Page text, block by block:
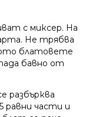
с миксер. На
Не трябва
блатовете
бавно от
разбърква
равни части и